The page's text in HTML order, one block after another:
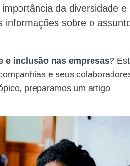
da diversidade e
informações sobre o
e inclusão nas empresas?
e seus
preparamos um artigo